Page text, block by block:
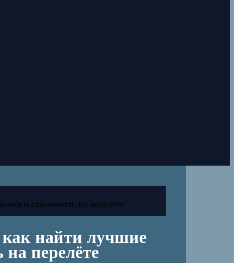
и сэкономить на перелёте
найти лучшие
перелёте